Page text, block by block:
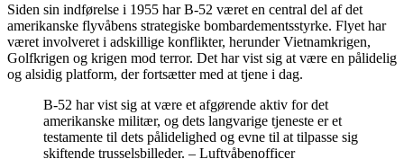
Siden sin indførelse i 1955 har B-52 været en central del af det
amerikanske flyvåbens strategiske bombardementsstyrke. Flyet har
været involveret i adskillige konflikter, herunder Vietnamkrigen,
Golfkrigen og krigen mod terror. Det har vist sig at være en pålidelig
og alsidig platform, der fortsætter med at tjene i dag.
B-52 har vist sig at være et afgørende aktiv for det
amerikanske militær, og dets langvarige tjeneste er et
testamente til dets pålidelighed og evne til at tilpasse sig
skiftende trusselsbilleder. – Luftvåbenofficer